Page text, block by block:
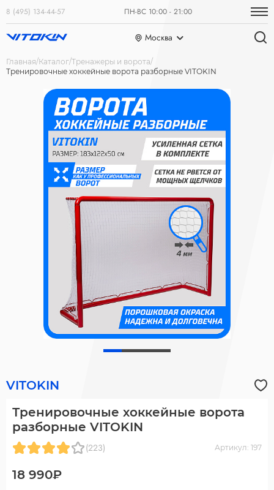
8 (495) 134-44-57 ПН-ВС 10:00 - 21:00
Москва
Главная Каталог Тренажеры и ворота
Тренировочные хоккейные ворота разборные VITOKIN
VITOKIN
Тренировочные хоккейные ворота
разборные VITOKIN
(223) Артикул: 197
18 990₽